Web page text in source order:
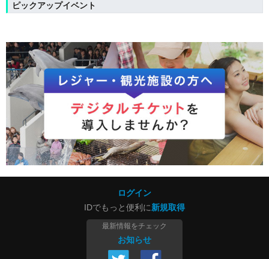
ピックアップイベント
ログイン
IDでもっと便利に新規取得
最新情報をチェック
お知らせ